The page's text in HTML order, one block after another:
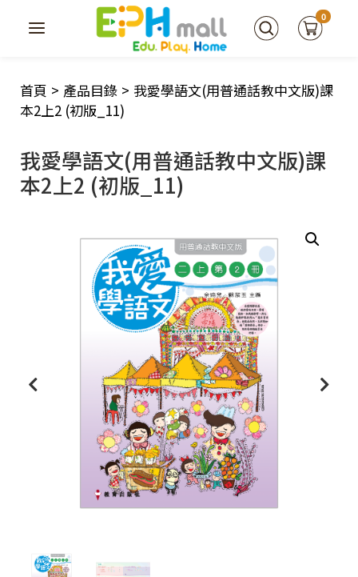
0
首頁 > 產品目錄 > 我愛學語文(用普通話教中文版)課
本2上2 (初版_11)
我愛學語文(用普通話教中文版)課
本2上2 (初版_11)